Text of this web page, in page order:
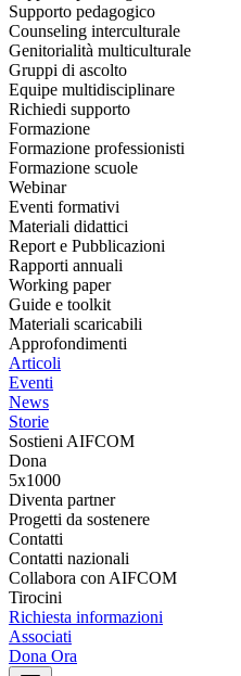
Supporto pedagogico
Counseling interculturale
Genitorialità multiculturale
Gruppi di ascolto
Equipe multidisciplinare
Richiedi supporto
Formazione
Formazione professionisti
Formazione scuole
Webinar
Eventi formativi
Materiali didattici
Report e Pubblicazioni
Rapporti annuali
Working paper
Guide e toolkit
Materiali scaricabili
Approfondimenti
Articoli
Eventi
News
Storie
Sostieni AIFCOM
Dona
5x1000
Diventa partner
Progetti da sostenere
Contatti
Contatti nazionali
Collabora con AIFCOM
Tirocini
Richiesta informazioni
Associati
Dona Ora